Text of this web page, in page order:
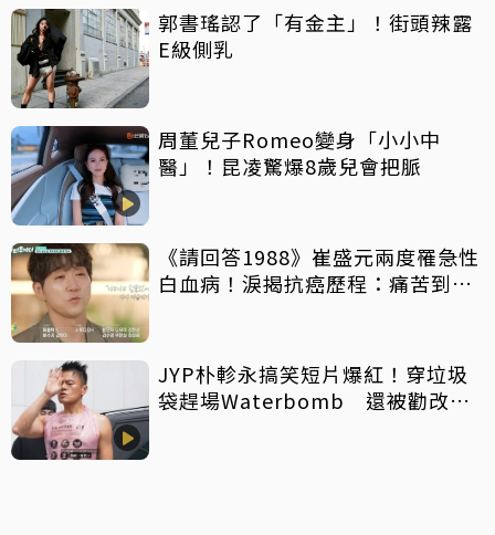
郭書瑤認了「有金主」！街頭辣露
E級側乳
周董兒子Romeo變身「小小中
醫」！昆凌驚爆8歲兒會把脈
《請回答1988》崔盛元兩度罹急性
白血病！淚揭抗癌歷程：痛苦到不
JYP朴軫永搞笑短片爆紅！穿垃圾
袋趕場Waterbomb 還被勸改名